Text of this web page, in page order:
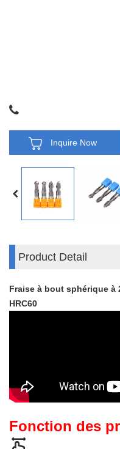
Inquire Now
Product Detail
Fraise à bout sphérique
HRC60
Fonction des